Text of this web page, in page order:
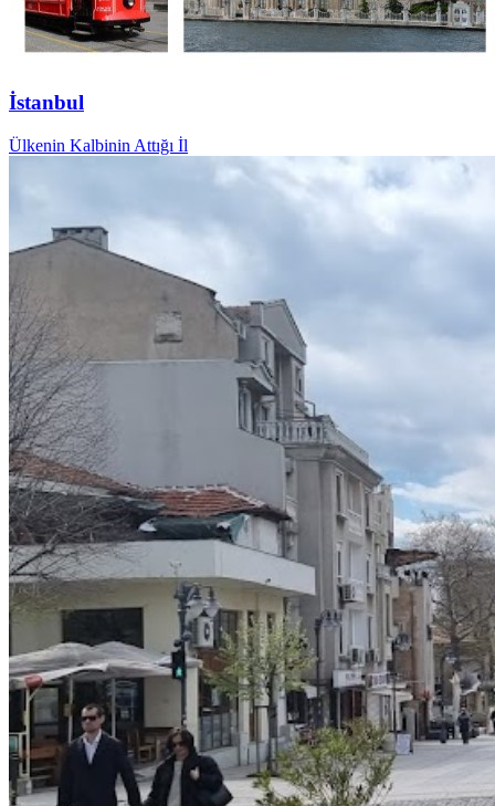
İstanbul
Ülkenin Kalbinin Attığı İl